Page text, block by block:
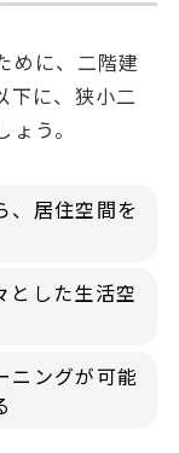
めに、二階建
下に、狭小二
う。
、居住空間を
とした生活空
ニングが可能